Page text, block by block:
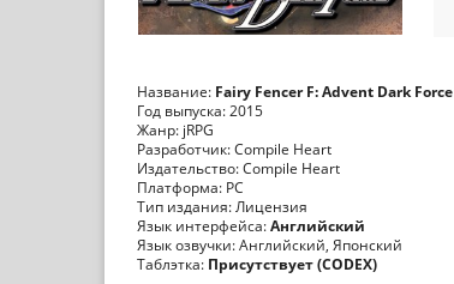
Название: Fairy Fencer F: Advent Dark Force
Год выпуска: 2015
Жанр: jRPG
Разработчик: Compile Heart
Издательство: Compile Heart
Платформа: РС
Тип издания: Лицензия
Язык интерфейса:Английский
Язык озвучки: Английский, Японский
Таблэтка: Присутствует (CODEX)